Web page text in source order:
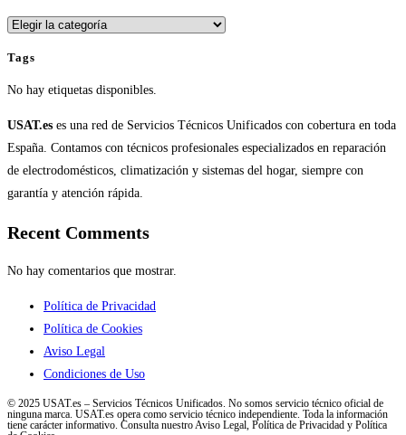
Categorías
Tags
No hay etiquetas disponibles.
USAT.es es una red de Servicios Técnicos Unificados con cobertura en toda
España. Contamos con técnicos profesionales especializados en reparación
de electrodomésticos, climatización y sistemas del hogar, siempre con
garantía y atención rápida.
Recent Comments
No hay comentarios que mostrar.
Política de Privacidad
Política de Cookies
Aviso Legal
Condiciones de Uso
© 2025 USAT.es – Servicios Técnicos Unificados. No somos servicio técnico oficial de
ninguna marca. USAT.es opera como servicio técnico independiente. Toda la información
tiene carácter informativo. Consulta nuestro Aviso Legal, Política de Privacidad y Política